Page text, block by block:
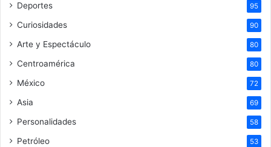
Deportes 95
Curiosidades 90
Arte y Espectáculo 80
Centroamérica 80
México 72
Asia 69
Personalidades 58
Petróleo 53